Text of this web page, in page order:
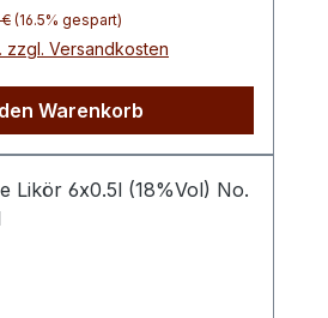
in die Nase. Die
Fenchel, Anis, Koriander
vermischen sich zu
Duft. Geschmack:
Aquavits. Die
zeigen sich deutlich
angenehme Wärme
Preis:
€ (16.5% gespart)
zzgl. Versandkosten
Warenkorb